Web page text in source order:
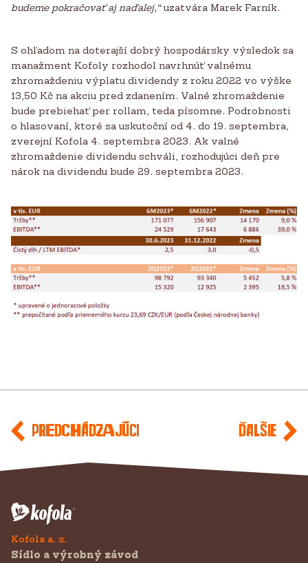
budeme pokračovať aj naďalej,“uzatvára Marek Farník.
S ohľadom na doterajší dobrý hospodársky výsledok sa
manažment Kofoly rozhodol navrhnúť valnému
zhromaždeniu výplatu dividendy z roku 2022 vo výške
13,50 Kč na akciu pred zdanením. Valné zhromaždenie
bude prebiehať per rollam, teda písomne. Podrobnosti
o hlasovaní, ktoré sa uskutoční od 4. do 19. septembra,
zverejní Kofola 4. septembra 2023. Ak valné
zhromaždenie dividendu schváli, rozhodujúci deň pre
nárok na dividendu bude 29. septembra 2023.
Predchádzajúci Ďalšie
Kofola a. s.
Sídlo a výrobný závod